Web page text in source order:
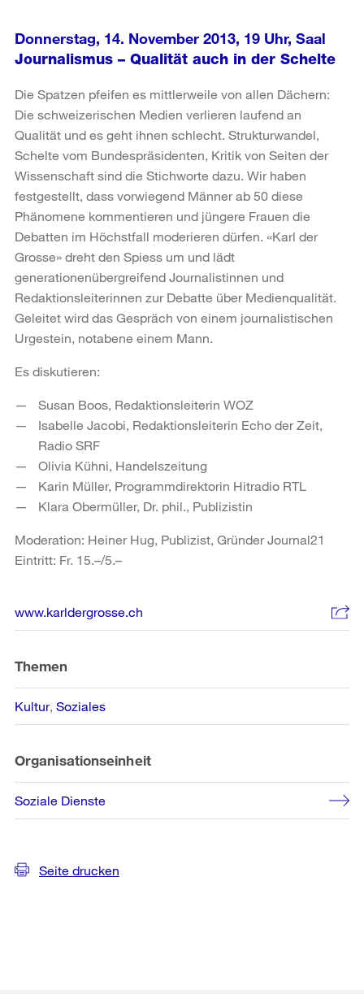
Donnerstag, 14. November 2013, 19 Uhr, Saal
Journalismus – Qualität auch in der Schelte
Die Spatzen pfeifen es mittlerweile von allen Dächern:
Die schweizerischen Medien verlieren laufend an
Qualität und es geht ihnen schlecht. Strukturwandel,
Schelte vom Bundespräsidenten, Kritik von Seiten der
Wissenschaft sind die Stichworte dazu. Wir haben
festgestellt, dass vorwiegend Männer ab 50 diese
Phänomene kommentieren und jüngere Frauen die
Debatten im Höchstfall moderieren dürfen. «Karl der
Grosse» dreht den Spiess um und lädt
generationenübergreifend Journalistinnen und
Redaktionsleiterinnen zur Debatte über Medienqualität.
Geleitet wird das Gespräch von einem journalistischen
Urgestein, notabene einem Mann.
Es diskutieren:
Susan Boos, Redaktionsleiterin WOZ
Isabelle Jacobi, Redaktionsleiterin Echo der Zeit,
Radio SRF
Olivia Kühni, Handelszeitung
Karin Müller, Programmdirektorin Hitradio RTL
Klara Obermüller, Dr. phil., Publizistin
Moderation: Heiner Hug, Publizist, Gründer Journal21
Eintritt: Fr. 15.–/5.–
Weitere
Informationen
www.karldergrosse.ch
Themen
Kultur Soziales
Organisationseinheit
Soziale Dienste
Seite drucken